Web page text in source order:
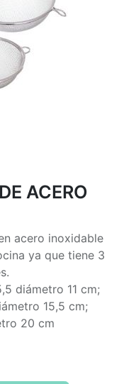
ACERO
acero inoxidable
ya que tiene 3
diámetro 11 cm;
15,5 cm;
20 cm